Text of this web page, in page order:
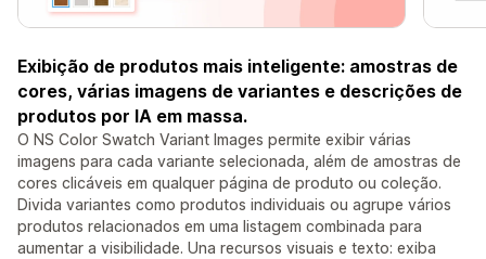
Exibição de produtos mais inteligente: amostras de
cores, várias imagens de variantes e descrições de
produtos por IA em massa.
O NS Color Swatch Variant Images permite exibir várias
imagens para cada variante selecionada, além de amostras de
cores clicáveis em qualquer página de produto ou coleção.
Divida variantes como produtos individuais ou agrupe vários
produtos relacionados em uma listagem combinada para
aumentar a visibilidade. Una recursos visuais e texto: exiba